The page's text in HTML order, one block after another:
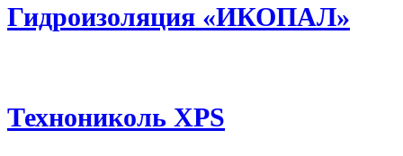
Гидроизоляция «ИКОПАЛ»
Технониколь XPS